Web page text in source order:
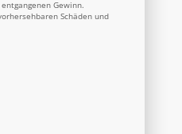
Gewinn.
Schäden und